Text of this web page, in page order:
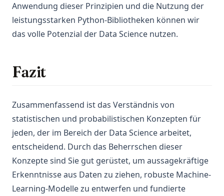
Anwendung dieser Prinzipien und die Nutzung der
leistungsstarken Python-Bibliotheken können wir
das volle Potenzial der Data Science nutzen.
Fazit
Zusammenfassend ist das Verständnis von
statistischen und probabilistischen Konzepten für
jeden, der im Bereich der Data Science arbeitet,
entscheidend. Durch das Beherrschen dieser
Konzepte sind Sie gut gerüstet, um aussagekräftige
Erkenntnisse aus Daten zu ziehen, robuste Machine-
Learning-Modelle zu entwerfen und fundierte